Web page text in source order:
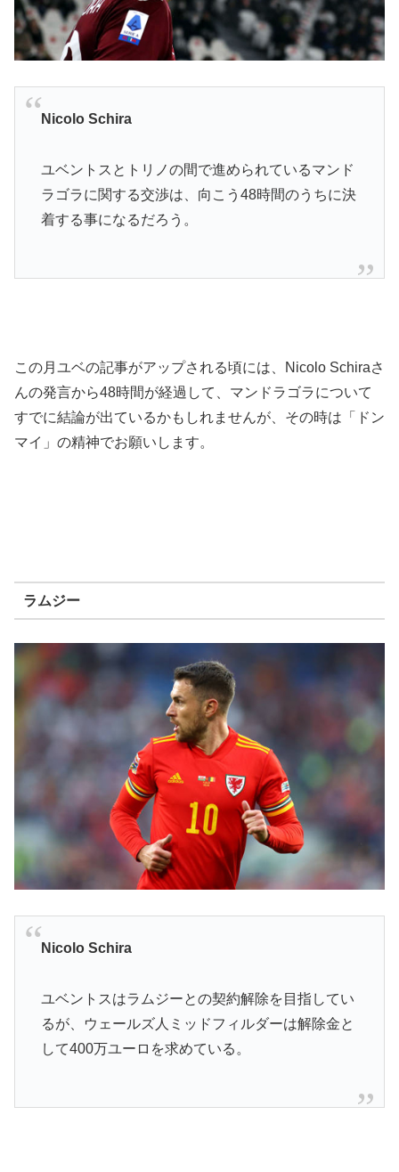
Nicolo Schira
ユベントスとトリノの間で進められているマンド
ラゴラに関する交渉は、向こう48時間のうちに決
着する事になるだろう。
この月ユベの記事がアップされる頃には、Nicolo Schiraさ
んの発言から48時間が経過して、マンドラゴラについて
すでに結論が出ているかもしれませんが、その時は「ドン
マイ」の精神でお願いします。
ラムジー
Nicolo Schira
ユベントスはラムジーとの契約解除を目指してい
るが、ウェールズ人ミッドフィルダーは解除金と
して400万ユーロを求めている。